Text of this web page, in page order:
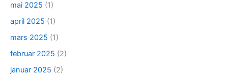
mai 2025 (1)
april 2025 (1)
mars 2025 (1)
februar 2025 (2)
januar 2025 (2)